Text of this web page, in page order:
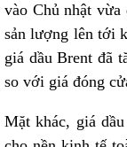
vào Chủ nhật vừa
sản lượng lên tới
giá dầu Brent đã
so với giá đóng
Mặt khác, giá